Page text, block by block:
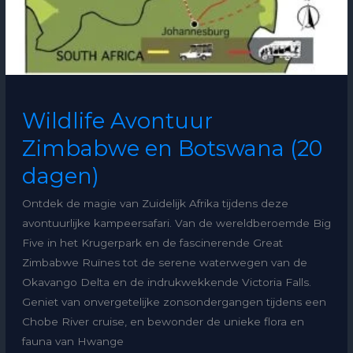
Wildlife Avontuur
Zimbabwe en Botswana (20
dagen)
Ontdek de magie van Zuidelijk Afrika tijdens deze
avontuurlijke kampeersafari. Van de wereldberoemde Big
Five in het Krugerpark en de fascinerende Great
Zimbabwe Ruïnes tot de serene waterwegen van de
Okavango Delta en de indrukwekkende Victoria Falls.
Geniet van onvergetelijke zonsondergangen tijdens een
Chobe River cruise, en bewonder de unieke flora en
fauna van Hwange